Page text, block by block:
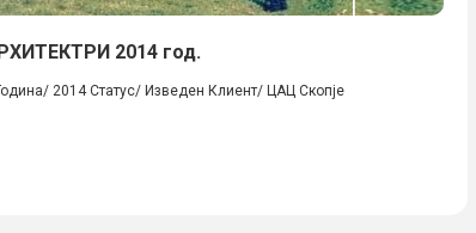
2014 год.
2014 Статус/ Изведен Клиент/ ЦАЦ Скопје